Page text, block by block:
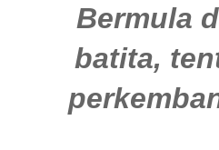
Bermula
batita,